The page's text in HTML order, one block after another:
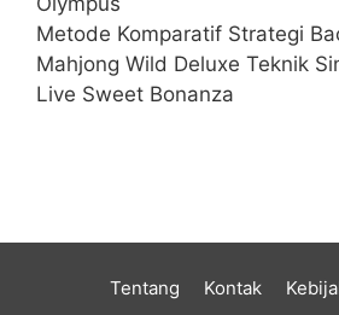
Metode Komparatif Strategi
Mahjong Wild Deluxe Teknik
Live Sweet Bonanza
Tentang Kontak